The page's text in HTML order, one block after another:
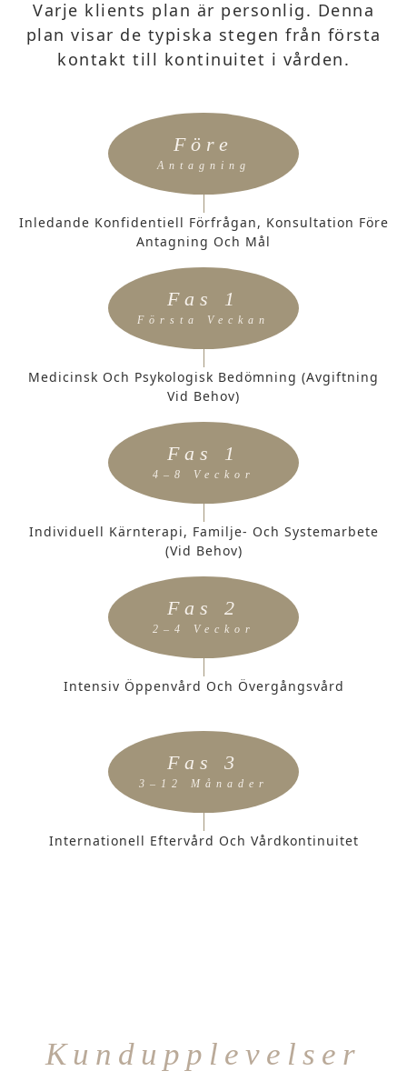
Varje klients plan är personlig. Denna
plan visar de typiska stegen från första
kontakt till kontinuitet i vården.
Före
Antagning
Inledande Konfidentiell Förfrågan, Konsultation Före
Antagning Och Mål
Fas 1
Första Veckan
Medicinsk Och Psykologisk Bedömning (avgiftning
Vid Behov)
Fas 1
4–8 Veckor
Individuell Kärnterapi, Familje- Och Systemarbete
(vid Behov)
Fas 2
2–4 Veckor
Intensiv Öppenvård Och Övergångsvård
Fas 3
3–12 Månader
Internationell Eftervård Och Vårdkontinuitet
Kundupplevelser